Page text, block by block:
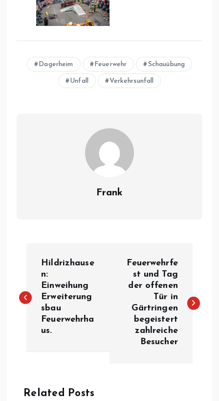
Dagerheim Feuerwehr Schauübung
Unfall Verkehrsunfall
Frank
i
Hildrizhause
n:
Einweihung
Erweiterung
sbau
Feuerwehrha
us.
Feuerwehrfe
st und Tag
der offenen
Tür in
Gärtringen
begeistert
zahlreiche
Besucher
Related Posts